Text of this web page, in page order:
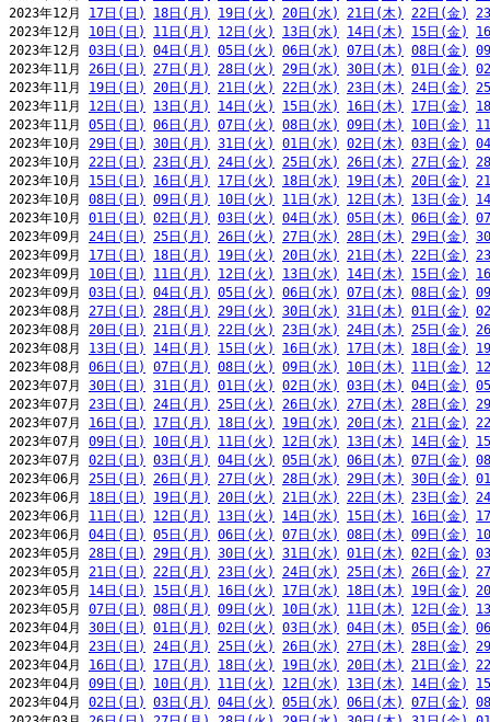
2023年12月 17日(日) 18日(月) 19日(火) 20日(水) 21日(木) 22日(金)
2023年12月 10日(日) 11日(月) 12日(火) 13日(水) 14日(木) 15日(金)
2023年12月 03日(日) 04日(月) 05日(火) 06日(水) 07日(木) 08日(金)
2023年11月 26日(日) 27日(月) 28日(火) 29日(水) 30日(木) 01日(金)
2023年11月 19日(日) 20日(月) 21日(火) 22日(水) 23日(木) 24日(金)
2023年11月 12日(日) 13日(月) 14日(火) 15日(水) 16日(木) 17日(金)
2023年11月 05日(日) 06日(月) 07日(火) 08日(水) 09日(木) 10日(金)
2023年10月 29日(日) 30日(月) 31日(火) 01日(水) 02日(木) 03日(金)
2023年10月 22日(日) 23日(月) 24日(火) 25日(水) 26日(木) 27日(金)
2023年10月 15日(日) 16日(月) 17日(火) 18日(水) 19日(木) 20日(金)
2023年10月 08日(日) 09日(月) 10日(火) 11日(水) 12日(木) 13日(金)
2023年10月 01日(日) 02日(月) 03日(火) 04日(水) 05日(木) 06日(金)
2023年09月 24日(日) 25日(月) 26日(火) 27日(水) 28日(木) 29日(金)
2023年09月 17日(日) 18日(月) 19日(火) 20日(水) 21日(木) 22日(金)
2023年09月 10日(日) 11日(月) 12日(火) 13日(水) 14日(木) 15日(金)
2023年09月 03日(日) 04日(月) 05日(火) 06日(水) 07日(木) 08日(金)
2023年08月 27日(日) 28日(月) 29日(火) 30日(水) 31日(木) 01日(金)
2023年08月 20日(日) 21日(月) 22日(火) 23日(水) 24日(木) 25日(金)
2023年08月 13日(日) 14日(月) 15日(火) 16日(水) 17日(木) 18日(金)
2023年08月 06日(日) 07日(月) 08日(火) 09日(水) 10日(木) 11日(金)
2023年07月 30日(日) 31日(月) 01日(火) 02日(水) 03日(木) 04日(金)
2023年07月 23日(日) 24日(月) 25日(火) 26日(水) 27日(木) 28日(金)
2023年07月 16日(日) 17日(月) 18日(火) 19日(水) 20日(木) 21日(金)
2023年07月 09日(日) 10日(月) 11日(火) 12日(水) 13日(木) 14日(金)
2023年07月 02日(日) 03日(月) 04日(火) 05日(水) 06日(木) 07日(金)
2023年06月 25日(日) 26日(月) 27日(火) 28日(水) 29日(木) 30日(金)
2023年06月 18日(日) 19日(月) 20日(火) 21日(水) 22日(木) 23日(金)
2023年06月 11日(日) 12日(月) 13日(火) 14日(水) 15日(木) 16日(金)
2023年06月 04日(日) 05日(月) 06日(火) 07日(水) 08日(木) 09日(金)
2023年05月 28日(日) 29日(月) 30日(火) 31日(水) 01日(木) 02日(金)
2023年05月 21日(日) 22日(月) 23日(火) 24日(水) 25日(木) 26日(金)
2023年05月 14日(日) 15日(月) 16日(火) 17日(水) 18日(木) 19日(金)
2023年05月 07日(日) 08日(月) 09日(火) 10日(水) 11日(木) 12日(金)
2023年04月 30日(日) 01日(月) 02日(火) 03日(水) 04日(木) 05日(金)
2023年04月 23日(日) 24日(月) 25日(火) 26日(水) 27日(木) 28日(金)
2023年04月 16日(日) 17日(月) 18日(火) 19日(水) 20日(木) 21日(金)
2023年04月 09日(日) 10日(月) 11日(火) 12日(水) 13日(木) 14日(金)
2023年04月 02日(日) 03日(月) 04日(火) 05日(水) 06日(木) 07日(金)